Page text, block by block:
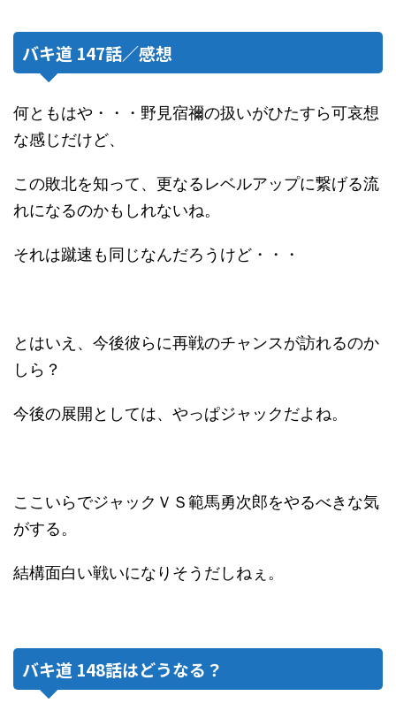
バキ道 147話／感想
何ともはや・・・野見宿禰の扱いがひたすら可哀想
な感じだけど、
この敗北を知って、更なるレベルアップに繋げる流
れになるのかもしれないね。
それは蹴速も同じなんだろうけど・・・
とはいえ、今後彼らに再戦のチャンスが訪れるのか
しら？
今後の展開としては、やっぱジャックだよね。
ここいらでジャックＶＳ範馬勇次郎をやるべきな気
がする。
結構面白い戦いになりそうだしねぇ。
バキ道 148話はどうなる？